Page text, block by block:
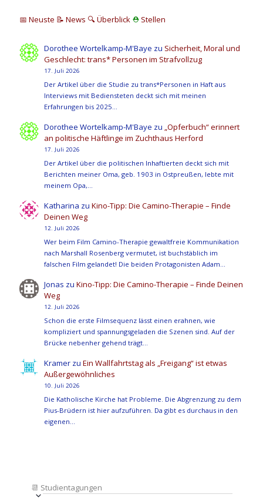
📅 Neuste 📝 News 🔍 Überblick ⛑ Stellen
Dorothee Wortelkamp-M'Baye zu Sicherheit, Moral und
Geschlecht: trans* Personen im Strafvollzug
17. Juli 2026
Der Artikel über die Studie zu trans*Personen in Haft aus
Interviews mit Bediensteten deckt sich mit meinen
Erfahrungen bis 2025…
Dorothee Wortelkamp-M'Baye zu „Opferbuch“ erinnert
an politische Häftlinge im Zuchthaus Herford
17. Juli 2026
Der Artikel über die politischen Inhaftierten deckt sich mit
Berichten meiner Oma, geb. 1903 in Ostpreußen, lebte mit
meinem Opa,…
Katharina zuKino-Tipp: Die Camino-Therapie – Finde
Deinen Weg
12. Juli 2026
Wer beim Film Camino-Therapie gewaltfreie Kommunikation
nach Marshall Rosenberg vermutet, ist buchstäblich im
falschen Film gelandet! Die beiden Protagonisten Adam…
Jonas zuKino-Tipp: Die Camino-Therapie – Finde Deinen
Weg
12. Juli 2026
Schon die erste Filmsequenz lässt einen erahnen, wie
kompliziert und spannungsgeladen die Szenen sind. Auf der
Brücke nebenher gehend trägt…
Kramer zuEin Wallfahrtstag als „Freigang“ ist etwas
Außergewöhnliches
10. Juli 2026
Die Katholische Kirche hat Probleme. Die Abgrenzung zu dem
Pius-Brüdern ist hier aufzuführen. Da gibt es durchaus in den
eigenen…
📆 Studientagungen
Veranstaltung